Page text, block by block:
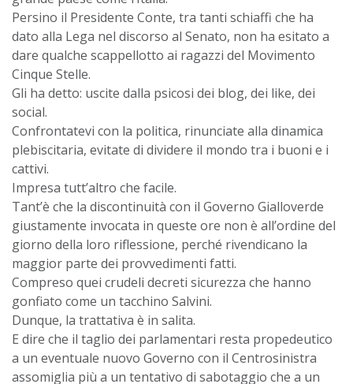
Persino il Presidente Conte, tra tanti schiaffi che ha
dato alla Lega nel discorso al Senato, non ha esitato a
dare qualche scappellotto ai ragazzi del Movimento
Cinque Stelle.
Gli ha detto: uscite dalla psicosi dei blog, dei like, dei
social.
Confrontatevi con la politica, rinunciate alla dinamica
plebiscitaria, evitate di dividere il mondo tra i buoni e i
cattivi.
Impresa tutt’altro che facile.
Tant’è che la discontinuità con il Governo Gialloverde
giustamente invocata in queste ore non è all’ordine del
giorno della loro riflessione, perché rivendicano la
maggior parte dei provvedimenti fatti.
Compreso quei crudeli decreti sicurezza che hanno
gonfiato come un tacchino Salvini.
Dunque, la trattativa è in salita.
E dire che il taglio dei parlamentari resta propedeutico
a un eventuale nuovo Governo con il Centrosinistra
assomiglia più a un tentativo di sabotaggio che a un